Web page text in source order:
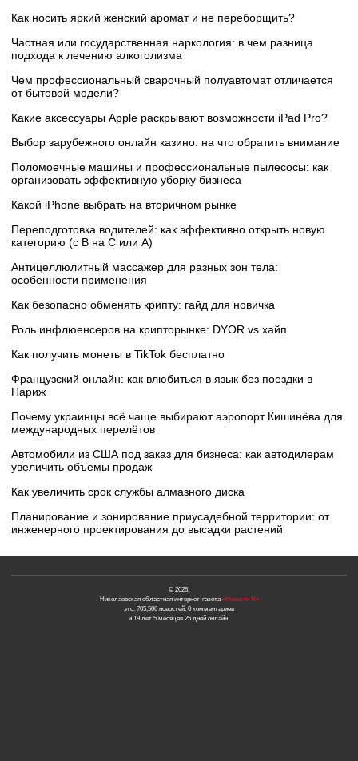
Как носить яркий женский аромат и не переборщить?
Частная или государственная наркология: в чем разница
подхода к лечению алкоголизма
Чем профессиональный сварочный полуавтомат отличается
от бытовой модели?
Какие аксессуары Apple раскрывают возможности iPad Pro?
Выбор зарубежного онлайн казино: на что обратить внимание
Поломоечные машины и профессиональные пылесосы: как
организовать эффективную уборку бизнеса
Какой iPhone выбрать на вторичном рынке
Переподготовка водителей: как эффективно открыть новую
категорию (с B на C или А)
Антицеллюлитный массажер для разных зон тела:
особенности применения
Как безопасно обменять крипту: гайд для новичка
Роль инфлюенсеров на крипторынке: DYOR vs хайп
Как получить монеты в TikTok бесплатно
Французский онлайн: как влюбиться в язык без поездки в
Париж
Почему украинцы всё чаще выбирают аэропорт Кишинёва для
международных перелётов
Автомобили из США под заказ для бизнеса: как автодилерам
увеличить объемы продаж
Как увеличить срок службы алмазного диска
Планирование и зонирование приусадебной территории: от
инженерного проектирования до высадки растений
© 2026.
Николаевская областная интернет-газета«Новости N»
это: 705,506 новостей, 0 комментариев
и 19 лет 5 месяцев 25 дней онлайн.